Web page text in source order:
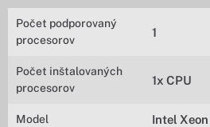
Počet podporovaný
procesorov
1
Počet inštalovaných
procesorov
1x CPU
Model Intel